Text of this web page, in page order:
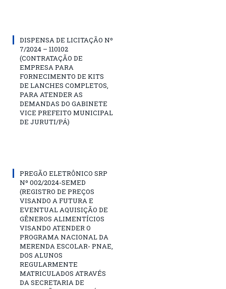
DISPENSA DE LICITAÇÃO Nº
7/2024 – 110102
(CONTRATAÇÃO DE
EMPRESA PARA
FORNECIMENTO DE KITS
DE LANCHES COMPLETOS,
PARA ATENDER AS
DEMANDAS DO GABINETE
VICE PREFEITO MUNICIPAL
DE JURUTI/PÁ)
PREGÃO ELETRÔNICO SRP
Nº 002/2024-SEMED
(REGISTRO DE PREÇOS
VISANDO A FUTURA E
EVENTUAL AQUISIÇÃO DE
GÊNEROS ALIMENTÍCIOS
VISANDO ATENDER O
PROGRAMA NACIONAL DA
MERENDA ESCOLAR- PNAE,
DOS ALUNOS
REGULARMENTE
MATRICULADOS ATRAVÉS
DA SECRETARIA DE